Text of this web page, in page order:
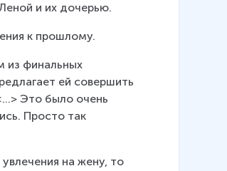
и их дочерью.
к прошлому.
из финальных
ей совершить
Это было очень
Просто так
на жену, то